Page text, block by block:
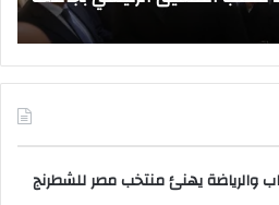
والرياضة يهنئ منتخب مصر للشطرنج